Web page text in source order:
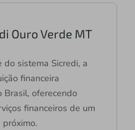
Ouro Verde MT
do sistema Sicredi, a
financeira
Brasil, oferecendo
financeiros de um